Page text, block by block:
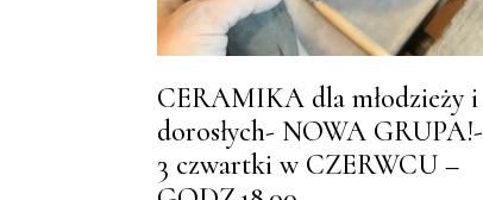
CERAMIKA dla młodzieży i
dorosłych- NOWA GRUPA!-
3 czwartki w CZERWCU –